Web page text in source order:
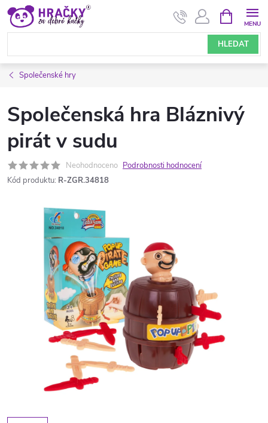
Přejít
obsah
HLEDAT
NÁKUPNÍ
KOŠÍK
Společenské hry
Společenská hra Bláznivý
pirát v sudu
Neohodnoceno Podrobnosti hodnocení
Kód produktu: R-ZGR.34818